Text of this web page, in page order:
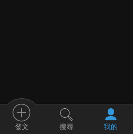
發文 搜尋 我的